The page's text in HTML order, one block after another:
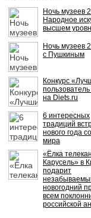
Ночь музеев
Народное
высшем
Ночь музеев
с Пушкиным
Конкурс
на Diets.ru
6 интересных
традиций
нового года
мира
«Ёлка
Карусель» в
подарит
новогодний
всем
российской